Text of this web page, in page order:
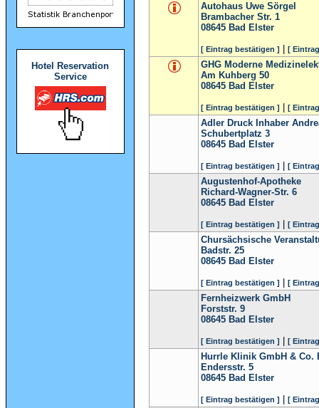
Hotel Reservation
Service
Autohaus Uwe Sörgel
Brambacher Str. 1
08645 Bad Elster
[ Eintrag bestätigen ] [
GHG Moderne
Am Kuhberg 50
08645 Bad Elster
[ Eintrag bestätigen ] [
Adler Druck Inhaber
Schubertplatz 3
08645 Bad Elster
[ Eintrag bestätigen ] [
Augustenhof-Apotheke
Richard-Wagner-Str. 6
08645 Bad Elster
[ Eintrag bestätigen ] [
Chursächsische
Badstr. 25
08645 Bad Elster
[ Eintrag bestätigen ] [
Fernheizwerk GmbH
Forststr. 9
08645 Bad Elster
[ Eintrag bestätigen ] [
Hurrle Klinik GmbH & Co.
Endersstr. 5
08645 Bad Elster
[ Eintrag bestätigen ] [